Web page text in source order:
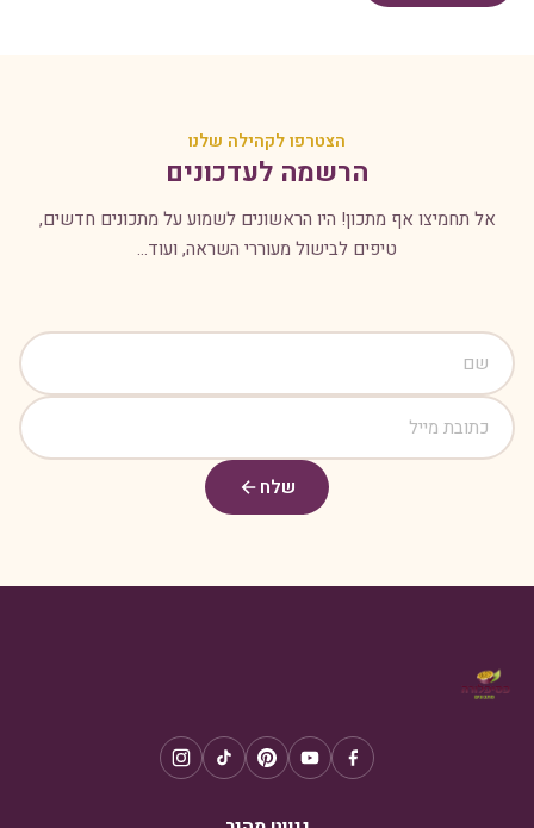
הצטרפו לקהילה שלנו
הרשמה לעדכונים
אל תחמיצו אף מתכון! היו הראשונים לשמוע על מתכונים חדשים,
טיפים לבישול מעוררי השראה, ועוד...
שלח